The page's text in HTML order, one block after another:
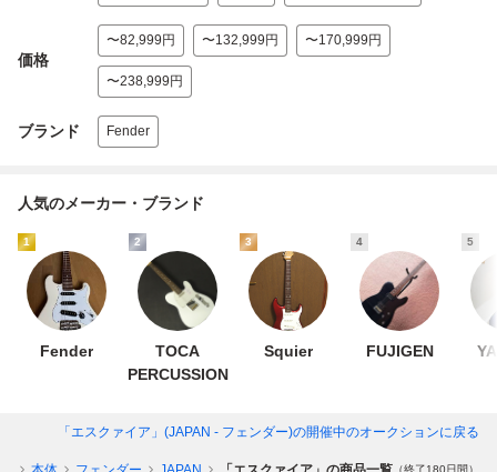
価格
〜82,999円 〜132,999円 〜170,999円
〜238,999円
ブランド Fender
人気のメーカー・ブランド
1
Fender
2
TOCA
PERCUSSION
3
Squier
4
FUJIGEN
5
「エスクァイア」(JAPAN - フェンダー)の開催中のオークションに戻る
（終了180日間）